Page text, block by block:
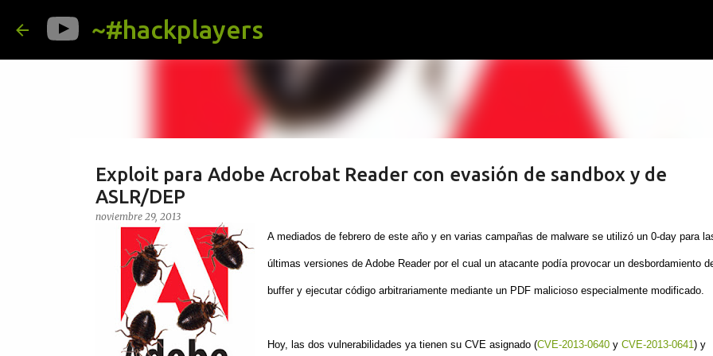
~#hackplayers
Exploit para Adobe Acrobat Reader con evasión de sandbox y de
ASLR/DEP
noviembre 29, 2013
A mediados de febrero de este año y en varias campañas de malware se utilizó un 0-day para
últimas versiones de Adobe Reader por el cual un atacante podía provocar un desbordamiento
buffer y ejecutar código arbitrariamente mediante un PDF malicioso especialmente modificado.
Hoy, las dos vulnerabilidades ya tienen su CVE asignado (CVE-2013-0640y CVE-2013-0641) y